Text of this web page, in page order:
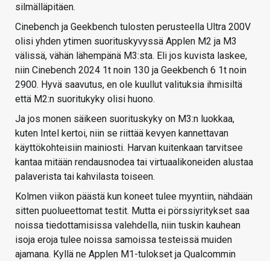
silmälläpitäen.
Cinebench ja Geekbench tulosten perusteella Ultra 200V
olisi yhden ytimen suorituskyvyssä Applen M2 ja M3
välissä, vähän lähempänä M3:sta. Eli jos kuvista laskee,
niin Cinebench 2024 1t noin 130 ja Geekbench 6 1t noin
2900. Hyvä saavutus, en ole kuullut valituksia ihmisiltä
että M2:n suoritukyky olisi huono.
Ja jos monen säikeen suorituskyky on M3:n luokkaa,
kuten Intel kertoi, niin se riittää kevyen kannettavan
käyttökohteisiin mainiosti. Harvan kuitenkaan tarvitsee
kantaa mitään rendausnodea tai virtuaalikoneiden alustaa
palaverista tai kahvilasta toiseen.
Kolmen viikon päästä kun koneet tulee myyntiin, nähdään
sitten puolueettomat testit. Mutta ei pörssiyritykset saa
noissa tiedottamisissa valehdella, niin tuskin kauhean
isoja eroja tulee noissa samoissa testeissä muiden
ajamana. Kyllä ne Applen M1-tulokset ja Qualcommin